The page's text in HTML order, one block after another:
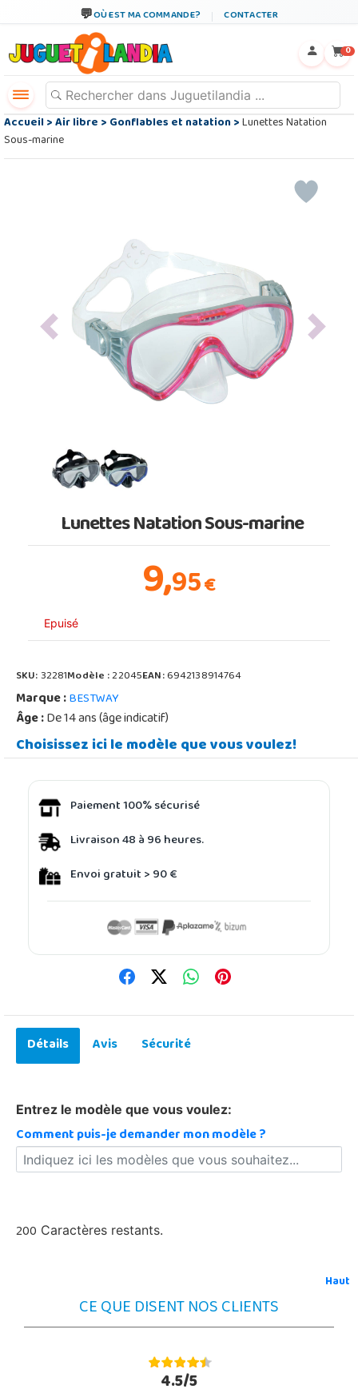
OÙ EST MA COMMANDE? CONTACTER
0
Accueil>Air libre>Gonflables et natation>Lunettes Natation
Sous-marine
Previous Next
Lunettes Natation Sous-marine
9,95€
Epuisé
SKU:32281Modèle :22045EAN:6942138914764
Marque :BESTWAY
Âge :De 14 ans (âge indicatif)
Choisissez ici le modèle que vous voulez!
Paiement 100% sécurisé
Livraison 48 à 96 heures.
Envoi gratuit > 90 €
Détails Avis Sécurité
Entrez le modèle que vous voulez:
Comment puis-je demander mon modèle ?
200 Caractères restants.
Haut
CE QUE DISENT NOS CLIENTS
4.5/5